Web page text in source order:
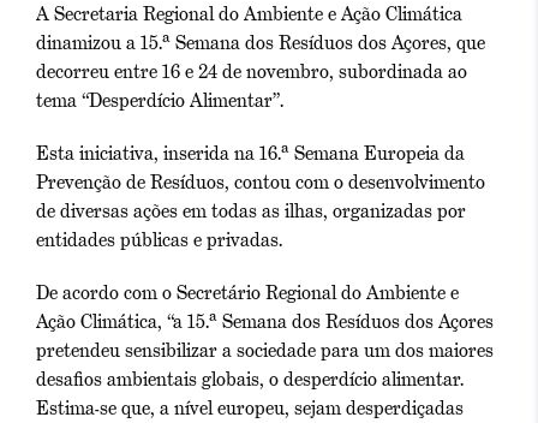
A Secretaria Regional do Ambiente e Ação Climática
dinamizou a 15.ª Semana dos Resíduos dos Açores, que
decorreu entre 16 e 24 de novembro, subordinada ao
tema “Desperdício Alimentar”.
Esta iniciativa, inserida na 16.ª Semana Europeia da
Prevenção de Resíduos, contou com o desenvolvimento
de diversas ações em todas as ilhas, organizadas por
entidades públicas e privadas.
De acordo com o Secretário Regional do Ambiente e
Ação Climática, “a 15.ª Semana dos Resíduos dos Açores
pretendeu sensibilizar a sociedade para um dos maiores
desafios ambientais globais, o desperdício alimentar.
Estima-se que, a nível europeu, sejam desperdiçadas